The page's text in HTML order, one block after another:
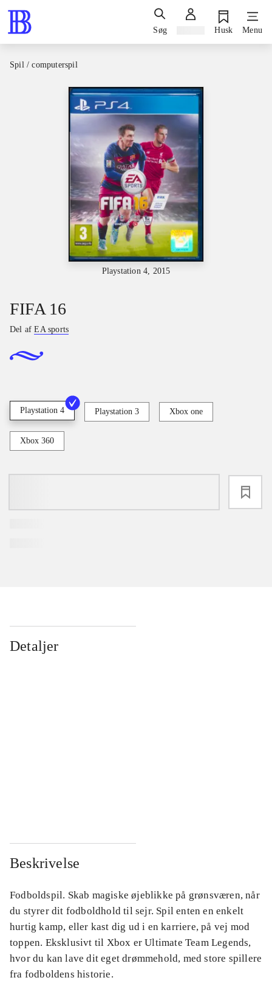
Søg Husk Menu
Spil / computerspil
Playstation 4, 2015
FIFA 16
Del afEA sports
Playstation 4 Playstation 3 Xbox one
Xbox 360
Detaljer
Beskrivelse
Fodboldspil. Skab magiske øjeblikke på grønsværen, når
du styrer dit fodboldhold til sejr. Spil enten en enkelt
hurtig kamp, eller kast dig ud i en karriere, på vej mod
toppen. Eksklusivt til Xbox er Ultimate Team Legends,
hvor du kan lave dit eget drømmehold, med store spillere
fra fodboldens historie.